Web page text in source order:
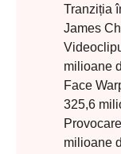
Pasul 4.
Tranziția
James
milioane
Face
325,6
milioane